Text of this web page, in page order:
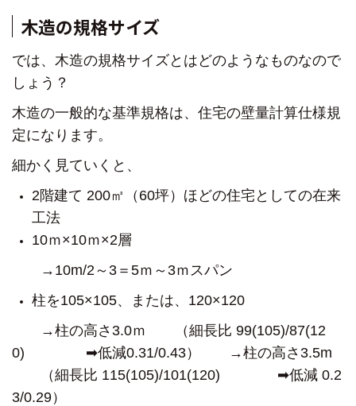
木造の規格サイズ
では、木造の規格サイズとはどのようなものなので
しょう？
木造の一般的な基準規格は、 住宅の壁量計算仕様規
定になります。
細かく見ていくと、
2階建て 200㎡（60坪）ほどの住宅としての在来
工法
10ｍ×10ｍ×2層
→10m/2～3＝5ｍ～3ｍスパン
柱を105×105、または、120×120
→柱の高さ3.0ｍ （細長比 99(105)/87(12
0) ➡低減0.31/0.43）
→柱の高さ3.5m
（細長比 115(105)/101(120) ➡低減 0.2
3/0.29）